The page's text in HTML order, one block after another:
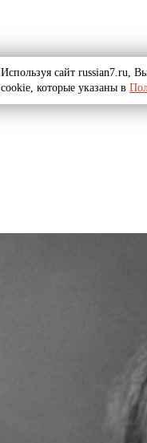
Используя сайт russian7.ru,
cookie, которые указаны в